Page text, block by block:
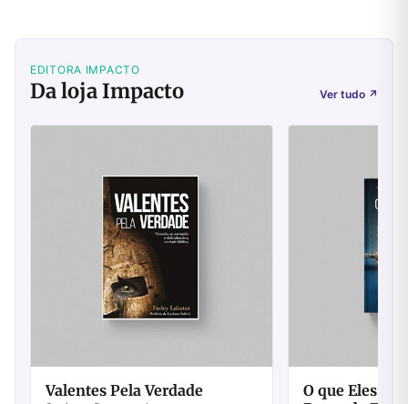
EDITORA IMPACTO
Da loja Impacto Ver tudo ↗
Valentes Pela Verdade
O que Eles